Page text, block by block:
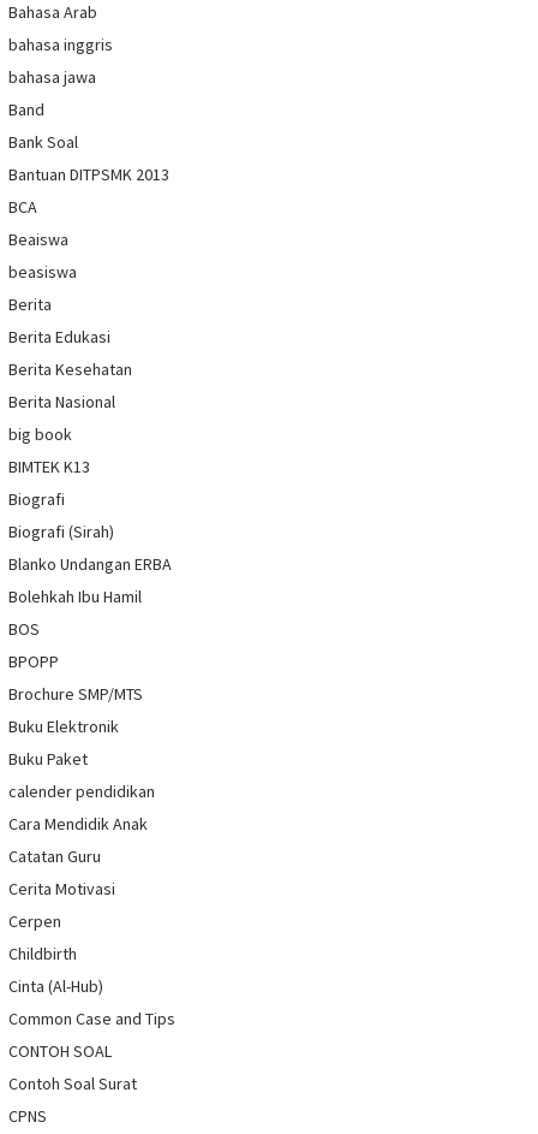
Bahasa Arab
bahasa inggris
bahasa jawa
Band
Bank Soal
Bantuan DITPSMK 2013
BCA
Beaiswa
beasiswa
Berita
Berita Edukasi
Berita Kesehatan
Berita Nasional
big book
BIMTEK K13
Biografi
Biografi (Sirah)
Blanko Undangan ERBA
Bolehkah Ibu Hamil
BOS
BPOPP
Brochure SMP/MTS
Buku Elektronik
Buku Paket
calender pendidikan
Cara Mendidik Anak
Catatan Guru
Cerita Motivasi
Cerpen
Childbirth
Cinta (Al-Hub)
Common Case and Tips
CONTOH SOAL
Contoh Soal Surat
CPNS